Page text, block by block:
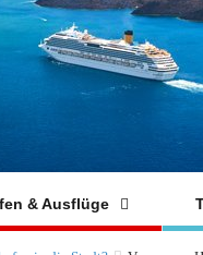
& Ausflüge